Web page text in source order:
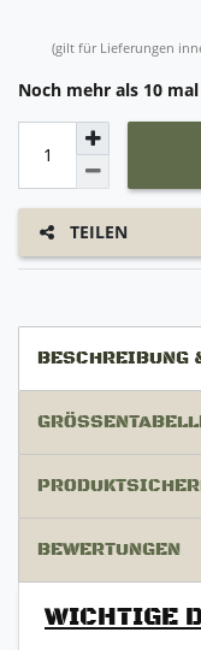
(gilt für Lieferungen
Noch mehr als 10
TEILEN
BESCHREIBUNG
GRÖSSENTABELLE
BEWERTUNGEN
WICHTIGE